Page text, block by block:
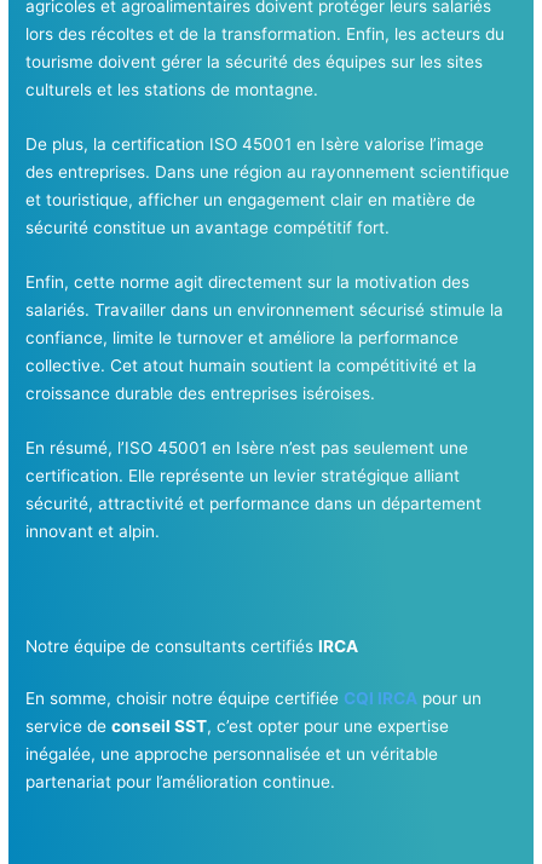
agricoles et agroalimentaires doivent protéger leurs salariés
lors des récoltes et de la transformation. Enfin, les acteurs du
tourisme doivent gérer la sécurité des équipes sur les sites
culturels et les stations de montagne.
De plus, la certification ISO 45001 en Isère valorise l’image
des entreprises. Dans une région au rayonnement scientifique
et touristique, afficher un engagement clair en matière de
sécurité constitue un avantage compétitif fort.
Enfin, cette norme agit directement sur la motivation des
salariés. Travailler dans un environnement sécurisé stimule la
confiance, limite le turnover et améliore la performance
collective. Cet atout humain soutient la compétitivité et la
croissance durable des entreprises iséroises.
En résumé, l’ISO 45001 en Isère n’est pas seulement une
certification. Elle représente un levier stratégique alliant
sécurité, attractivité et performance dans un département
innovant et alpin.
Notre équipe de consultants certifiésIRCA
En somme, choisir notre équipe certifiée CQI IRCA pour un
service deconseil SST, c’est opter pour une expertise
inégalée, une approche personnalisée et un véritable
partenariat pour l’amélioration continue.